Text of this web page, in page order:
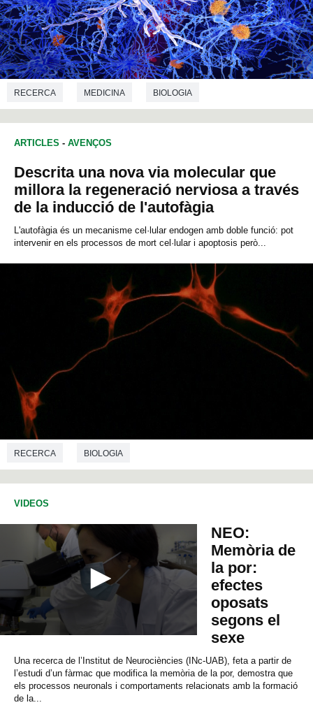
RECERCA MEDICINA BIOLOGIA
ARTICLES - AVENÇOS
Descrita una nova via molecular que
millora la regeneració nerviosa a través
de la inducció de l'autofàgia
L'autofàgia és un mecanisme cel·lular endogen amb doble funció: pot
intervenir en els processos de mort cel·lular i apoptosis però...
RECERCA BIOLOGIA
VIDEOS
NEO:
Memòria de
la por:
efectes
oposats
segons el
sexe
Una recerca de l’Institut de Neurociències (INc-UAB), feta a partir de
l’estudi d’un fàrmac que modifica la memòria de la por, demostra que
els processos neuronals i comportaments relacionats amb la formació
de la...